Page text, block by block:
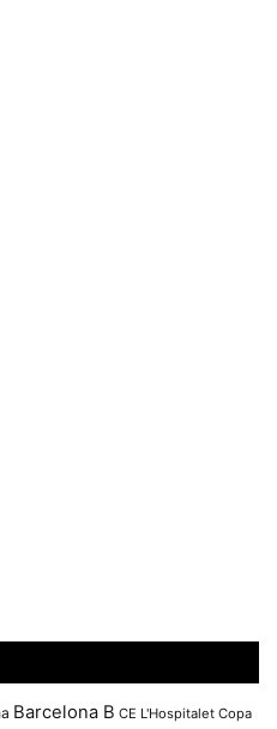
Barcelona B CE L'Hospitalet Copa